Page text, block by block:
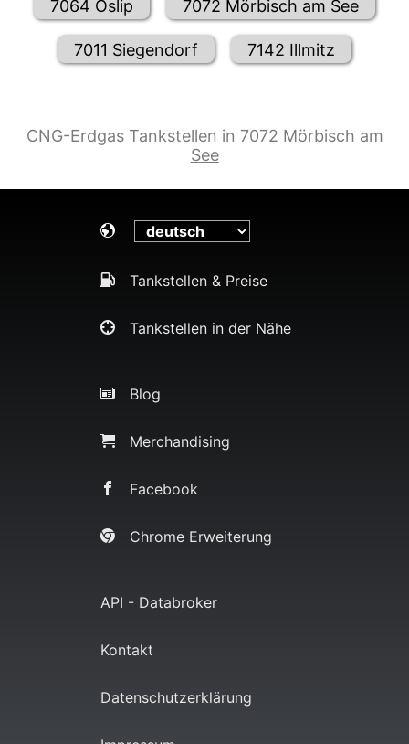
7064 Oslip 7072 Mörbisch am See
7011 Siegendorf 7142 Illmitz
CNG-Erdgas Tankstellen in 7072 Mörbisch am
See
Tankstellen & Preise
Tankstellen in der Nähe
Blog
Merchandising
Facebook
Chrome Erweiterung
API - Databroker
Kontakt
Datenschutzerklärung